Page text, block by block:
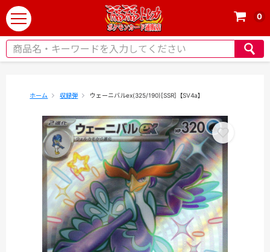
t
o
g
0
ホーム 収録弾 ウェーニバルex(325/190)[SSR]【SV4a】